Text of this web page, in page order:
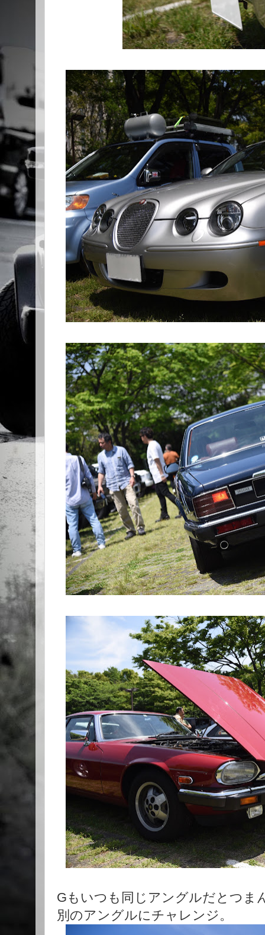
Gもいつも同じアングルだとつま
別のアングルにチャレンジ。